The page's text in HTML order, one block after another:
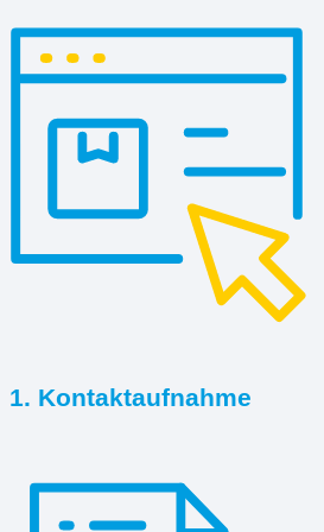
1. Kontaktaufnahme